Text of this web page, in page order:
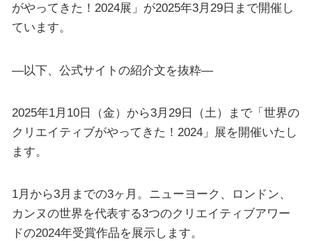
がやってきた！2024展」が2025年3月29日まで開催し
ています。
—以下、公式サイトの紹介文を抜粋—
2025年1月10日（金）から3月29日（土）まで「世界の
クリエイティブがやってきた！2024」展を開催いたし
ます。
1月から3月までの3ヶ月。ニューヨーク、ロンドン、
カンヌの世界を代表する3つのクリエイティブアワー
ドの2024年受賞作品を展示します。